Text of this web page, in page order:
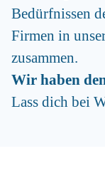
Bedürfnissen
Firmen in
zusammen.
Wir haben
Lass dich bei